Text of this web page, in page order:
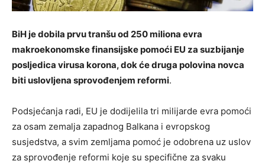
BiH je dobila prvu tranšu od 250 miliona evra
makroekonomske finansijske pomoći EU za suzbijanje
posljedica virusa korona, dok će druga polovina novca
biti uslovljena sprovođenjem reformi.
Podsjećanja radi, EU je dodijelila tri milijarde evra pomoći
za osam zemalja zapadnog Balkana i evropskog
susjedstva, a svim zemljama pomoć je odobrena uz uslov
za sprovođenje reformi koje su specifične za svaku